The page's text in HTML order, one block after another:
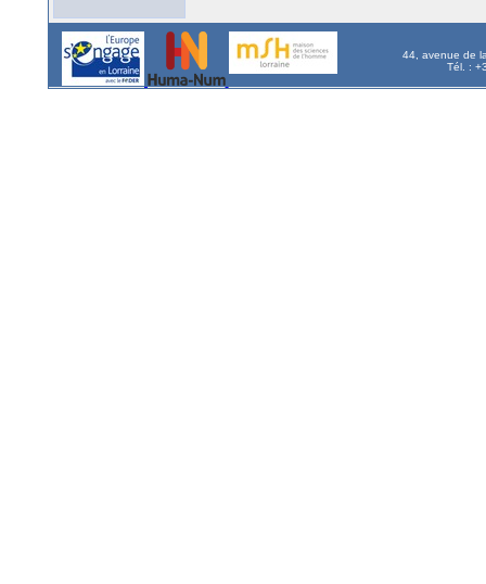
44, avenue de
Tél. :